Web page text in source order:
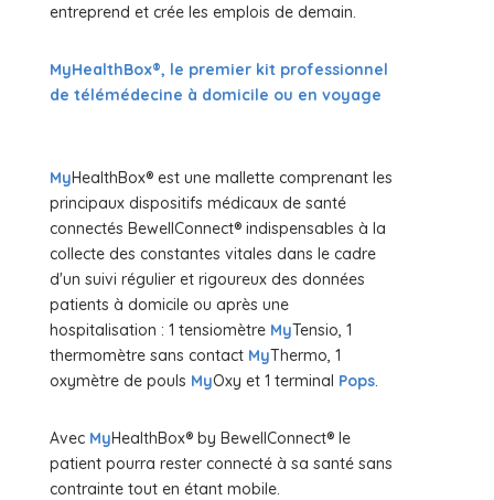
entreprend et crée les emplois de demain.
MyHealthBox®, le premier kit professionnel
de télémédecine à domicile ou en voyage
MyHealthBox® est une mallette comprenant les
principaux dispositifs médicaux de santé
connectés BewellConnect® indispensables à la
collecte des constantes vitales dans le cadre
d'un suivi régulier et rigoureux des données
patients à domicile ou après une
hospitalisation : 1 tensiomètre MyTensio, 1
thermomètre sans contact MyThermo, 1
oxymètre de pouls MyOxy et 1 terminal Pops.
Avec MyHealthBox® by BewellConnect® le
patient pourra rester connecté à sa santé sans
contrainte tout en étant mobile.